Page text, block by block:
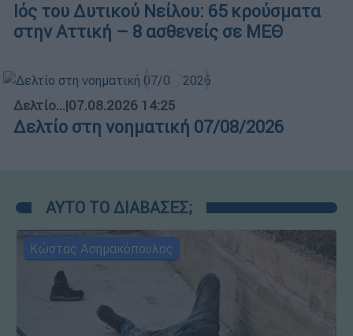
Ιός του Δυτικού Νείλου: 65 κρούσματα
στην Αττική – 8 ασθενείς σε ΜΕΘ
Δελτίο...|07.08.2026 14:25
Δελτίο στη νοηματική 07/08/2026
ΑΥΤΟ ΤΟ ΔΙΑΒΑΣΕΣ;
Κώστας Ασημακόπουλος